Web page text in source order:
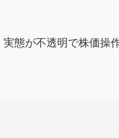
態が不透明で株価操